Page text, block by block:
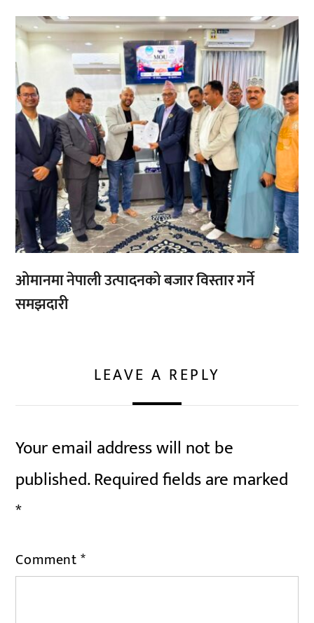
,,
ओमानमा नेपाली उत्पादनको बजार विस्तार गर्ने
समझदारी
LEAVE A REPLY
Your email address will not be
published.Required fields are marked
*
Comment*